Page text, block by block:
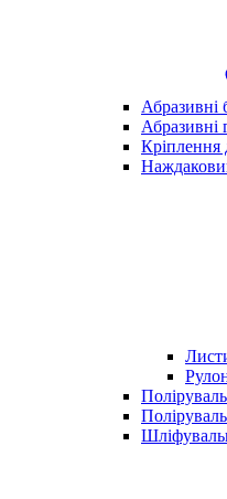
Абразивні
Абразивні
Кріплення